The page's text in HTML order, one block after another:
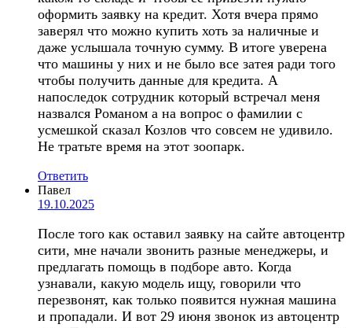
оформить заявку на кредит. Хотя вчера прямо
заверял что можно купить хоть за наличные и
даже услышала точную сумму. В итоге уверена
что машины у них и не было все затея ради того
чтобы получить данные для кредита. А
напоследок сотрудник который встречал меня
назвался Романом а на вопрос о фамилии с
усмешкой сказал Козлов что совсем не удивило.
Не тратьте время на этот зоопарк.
Ответить
Павел
19.10.2025
После того как оставил заявку на сайте автоцентр
сити, мне начали звонить разные менеджеры, и
предлагать помощь в подборе авто. Когда
узнавали, какую модель ищу, говорили что
перезвонят, как только появится нужная машина
и пропадали. И вот 29 июня звонок из автоцентр